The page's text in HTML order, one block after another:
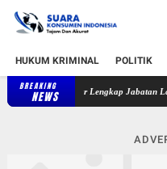
HUKUM KRIMINAL POLITIK
BREAKING
NEWS Bupati Lombok